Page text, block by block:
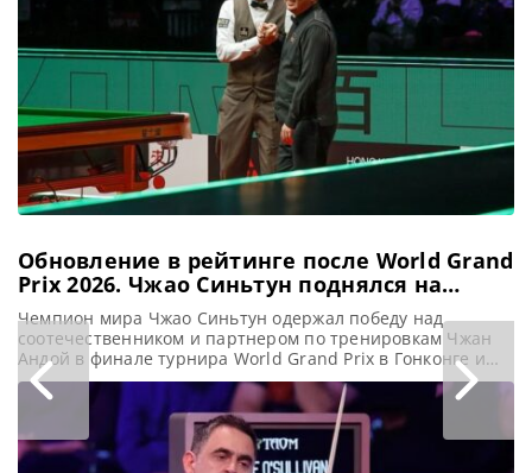
турнире Shanghai
Masters. В финале
он встретился с
действующим
Чемпионом
Кайреном Уилсоном
и одержал
уверенную
Обновление в рейтинге после World Grand
Prix 2026. Чжао Синьтун поднялся на
седьмое место в мире
Чемпион мира Чжао Синьтун одержал победу над
соотечественником и партнером по тренировкам Чжан
Андой в финале турнира World Grand Prix в Гонконге и
поднялся на седьмую строчку в мировом рейтинге,
сообщает WST Чжао Синьтун улучшил свою позицию в
мировом рейтинге, поднявшись на одну строку благодаря
первому рейтинговому трофею сезона, завоеванному на
World Grand Prix 2026